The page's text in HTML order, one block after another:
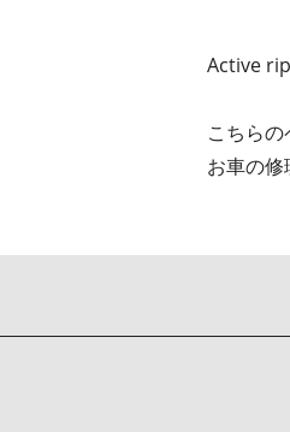
Active
こちら
お車の